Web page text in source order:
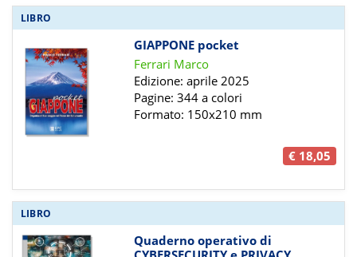
LIBRO
GIAPPONE pocket
Ferrari Marco
Edizione: aprile 2025
Pagine: 344 a colori
Formato: 150x210 mm
€ 18,05
LIBRO
Quaderno operativo di